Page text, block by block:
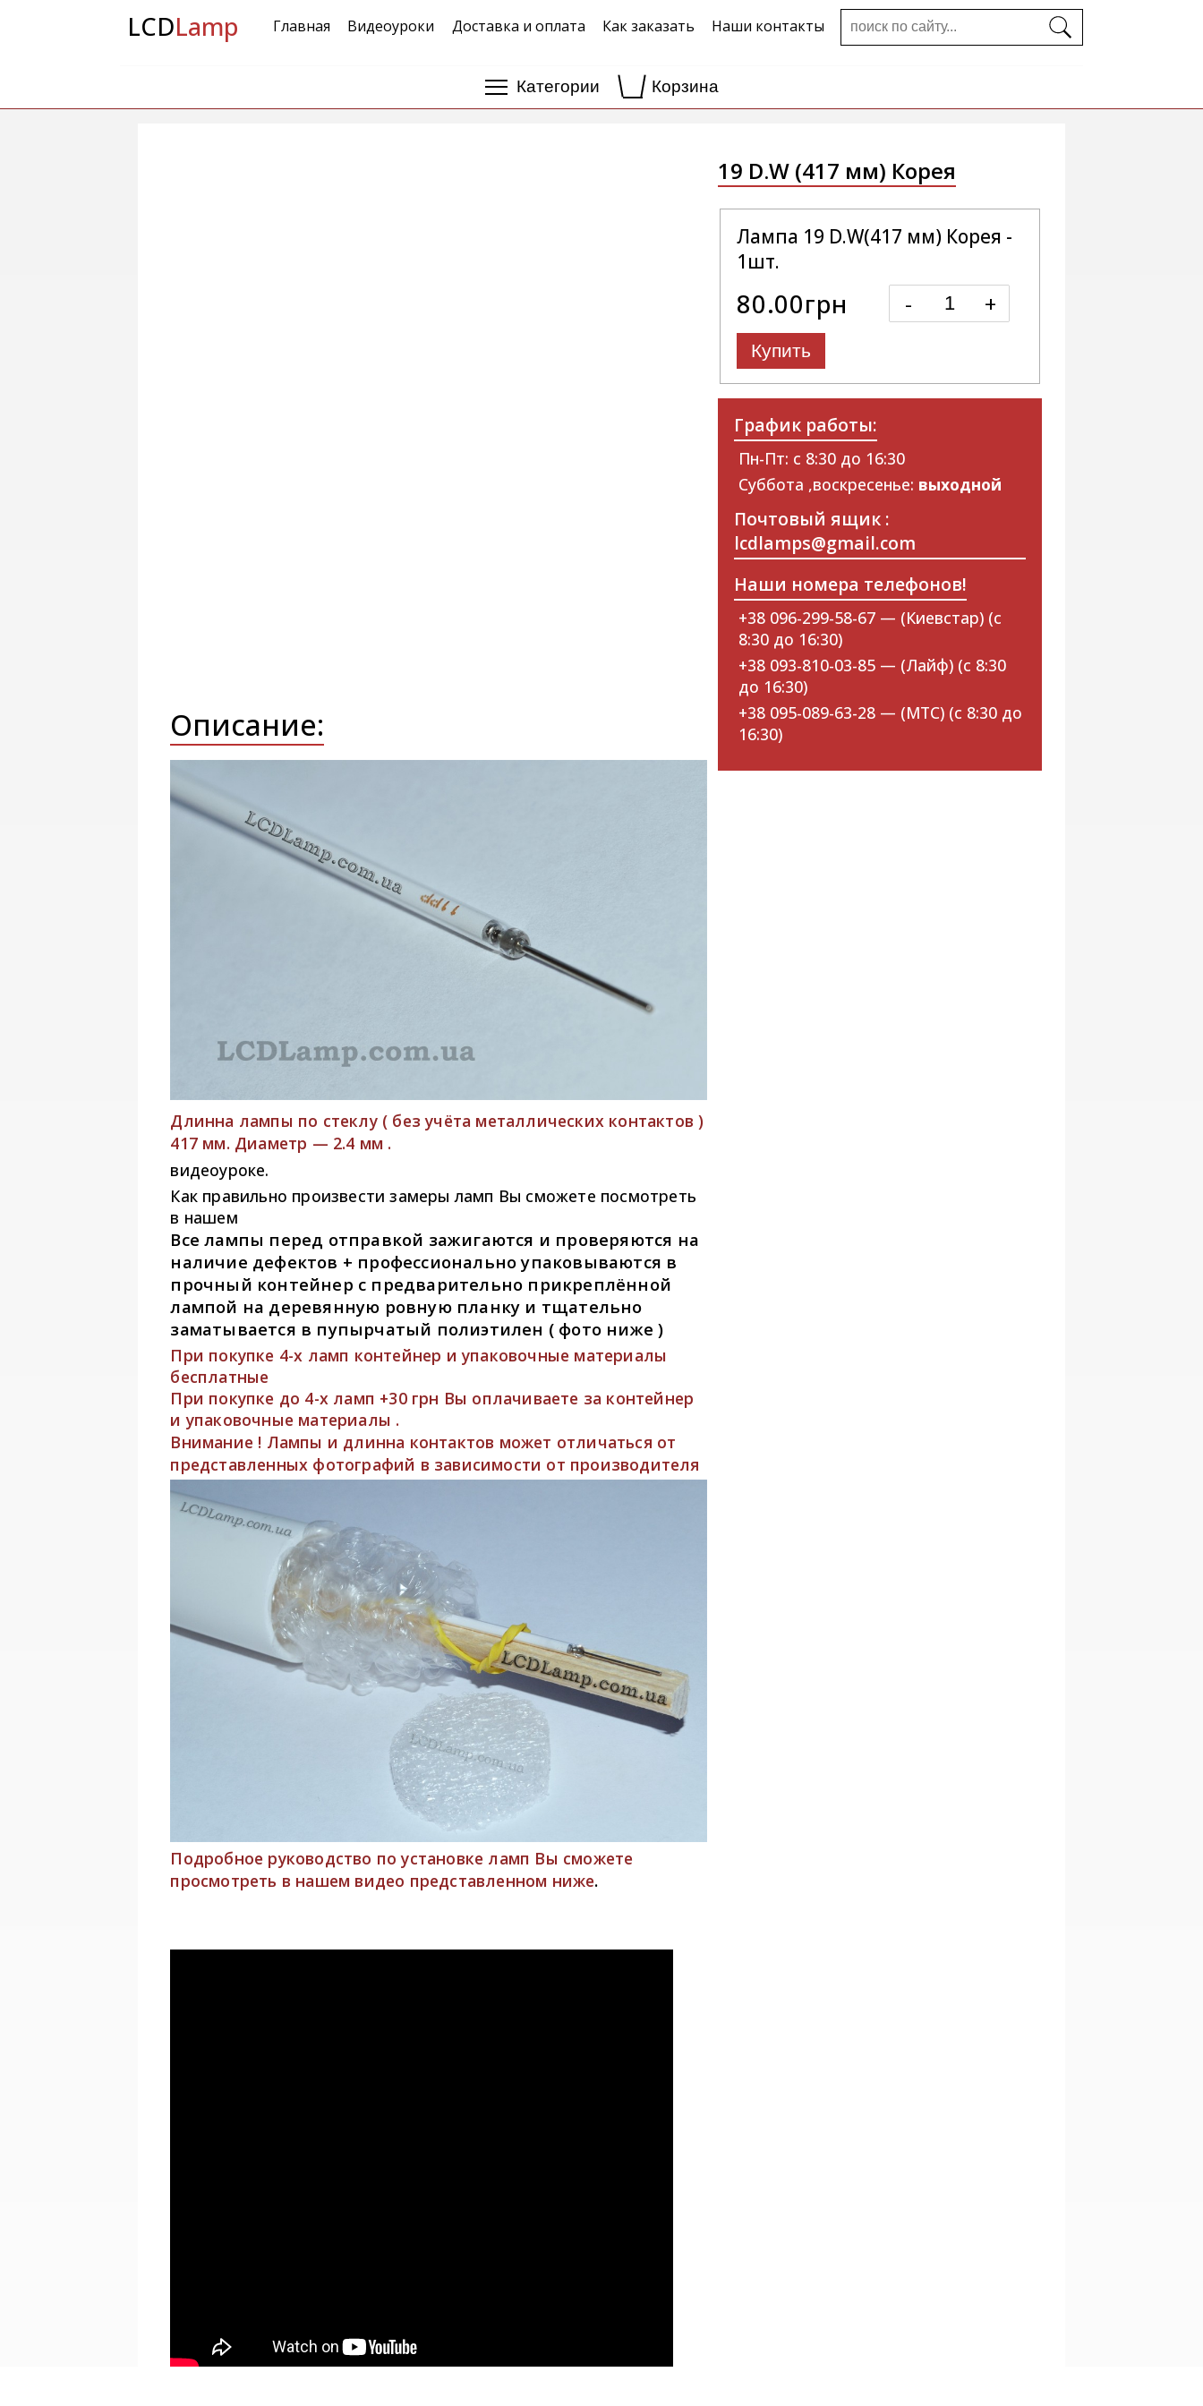
LCDLamp Главная Видеоуроки Доставка и оплата Как заказать Наши контакты
Категории Корзина
Описание:
Длинна лампы по стеклу ( без учёта металлических контактов )
417 мм. Диаметр — 2.4 мм .
видеоуроке.
Как правильно произвести замеры ламп Вы сможете посмотреть
в нашем
Все лампы перед отправкой зажигаются и проверяются на
наличие дефектов + профессионально упаковываются в
прочный контейнер с предварительно прикреплённой
лампой на деревянную ровную планку и тщательно
заматывается в пупырчатый полиэтилен ( фото ниже )
При покупке 4-х ламп контейнер и упаковочные материалы
бесплатные
При покупке до 4-х ламп +30 грн Вы оплачиваете за контейнер
и упаковочные материалы .
Внимание ! Лампы и длинна контактов может отличаться от
представленных фотографий в зависимости от производителя
Подробное руководство по установке ламп Вы сможете
просмотреть в нашем видео представленном ниже.
19 D.W (417 мм) Корея
Лампа 19 D.W(417 мм) Корея -
1шт.
80.00грн - +
Купить
График работы:
Пн-Пт: с 8:30 до 16:30
Суббота ,воскресенье: выходной
Почтовый ящик :
lcdlamps@gmail.com
Наши номера телефонов!
+38 096-299-58-67 — (Киевстар) (с
8:30 до 16:30)
+38 093-810-03-85 — (Лайф) (с 8:30
до 16:30)
+38 095-089-63-28 — (МТС) (с 8:30 до
16:30)